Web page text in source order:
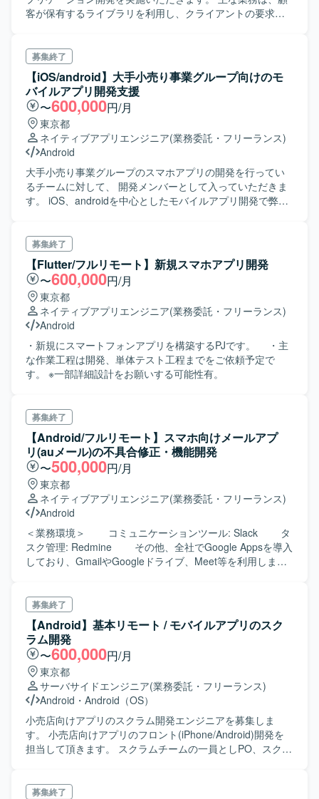
客が保有するライブラリを利用し、クライアントの要求に
る既存機能への要望に応じた改修作業 ・新機能の開発 →ラ
イブラリに存在しない新規機能のスクラッチ開発。要件定
義や見積もり～製造まで 〈主なプロジェクト内容〉※主に
１.をメインで実施いただきます。 １. 自社サービスを利用
して構築された個別アプリのカスタマイズ開発 →標準機能
に含まれない各アプリ固有の機能の開発、保守 ２. 自社サー
ビスのプロダクト開発 →標準機能として提供する各種機能
の開発、保守や、構築システム、構築フローの整備 〈開発
環境〉 - 言語：Kotlin ,Java - リポジトリ管理：
GitHub,Subversion（SVN） - チャット：Slack - CI / CD：
Jenkins - プロジェクト管理：Redmine,Backlog
募集終了
【iOS/android】大手小売り事業グループ向けのモ
バイルアプリ開発支援
〜600,000円/月
東京都
ネイティブアプリエンジニア(業務委託・フリーランス)
Android
大手小売り事業グループのスマホアプリの開発を行ってい
るチームに対して、 開発メンバーとして入っていただきま
す。 iOS、androidを中心としたモバイルアプリ開発で弊社
募集終了
【Flutter/フルリモート】新規スマホアプリ開発
〜600,000円/月
東京都
ネイティブアプリエンジニア(業務委託・フリーランス)
Android
・新規にスマートフォンアプリを構築するPJです。 ・主
な作業工程は開発、単体テスト工程までをご依頼予定で
す。 ※一部詳細設計をお願いする可能性有。
募集終了
【Android/フルリモート】スマホ向けメールアプ
リ(auメール)の不具合修正・機能開発
〜500,000円/月
東京都
ネイティブアプリエンジニア(業務委託・フリーランス)
Android
＜業務環境＞ コミュニケーションツール: Slack タ
スク管理: Redmine その他、全社でGoogle Appsを導入
しており、GmailやGoogleドライブ、Meet等を利用しま
IDE: JetBrains Rider、Visual Studio
募集終了
【Android】基本リモート / モバイルアプリのスク
ラム開発
〜600,000円/月
東京都
サーバサイドエンジニア(業務委託・フリーランス)
Android ・ Android（OS）
小売店向けアプリのスクラム開発エンジニアを募集しま
す。 小売店向けアプリのフロント(iPhone/Android)開発を
担当して頂きます。 スクラムチームの一員としPO、スクラ
募集終了